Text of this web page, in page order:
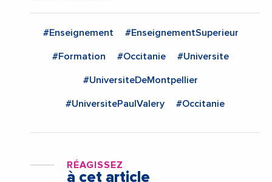
#Enseignement #EnseignementSuperieur
#Formation #Occitanie #Universite
#UniversiteDeMontpellier
#UniversitePaulValery #Occitanie
RÉAGISSEZ
à cet article